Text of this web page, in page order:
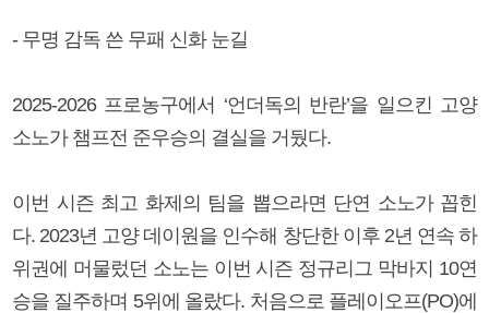
- 무명 감독 쓴 무패 신화 눈길
2025-2026 프로농구에서 ‘언더독의 반란’을 일으킨 고양
소노가 챔프전 준우승의 결실을 거뒀다.
이번 시즌 최고 화제의 팀을 뽑으라면 단연 소노가 꼽힌
다. 2023년 고양 데이원을 인수해 창단한 이후 2년 연속 하
위권에 머물렀던 소노는 이번 시즌 정규리그 막바지 10연
승을 질주하며 5위에 올랐다. 처음으로 플레이오프(PO)에